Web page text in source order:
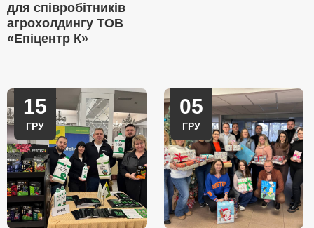
для співробітників
агрохолдингу ТОВ
«Епіцентр К»
15
ГРУ
05
ГРУ